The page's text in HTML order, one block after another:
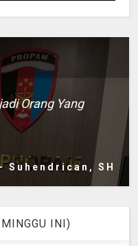
Orang Yang
- Suhendrican, SH
INI)